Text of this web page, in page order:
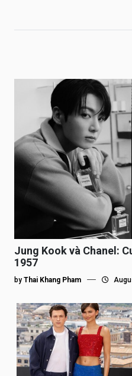
Jung Kook và Chanel:
1957
by Thai Khang Pham